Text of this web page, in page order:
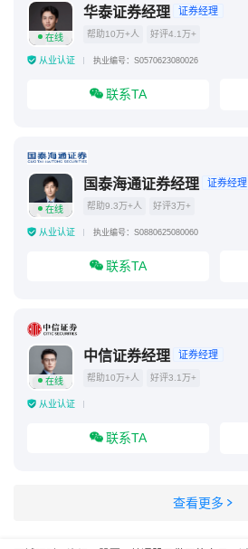
在线
华泰证券经理 证券经理
帮助10万+人 好评4.1万+
从业认证 执业编号：S0570623080026
联系TA
在线
国泰海通证券经理 证券经理
帮助9.3万+人 好评3万+
从业认证 执业编号：S0880625080060
联系TA
在线
中信证券经理 证券经理
帮助10万+人 好评3.1万+
从业认证
联系TA
查看更多